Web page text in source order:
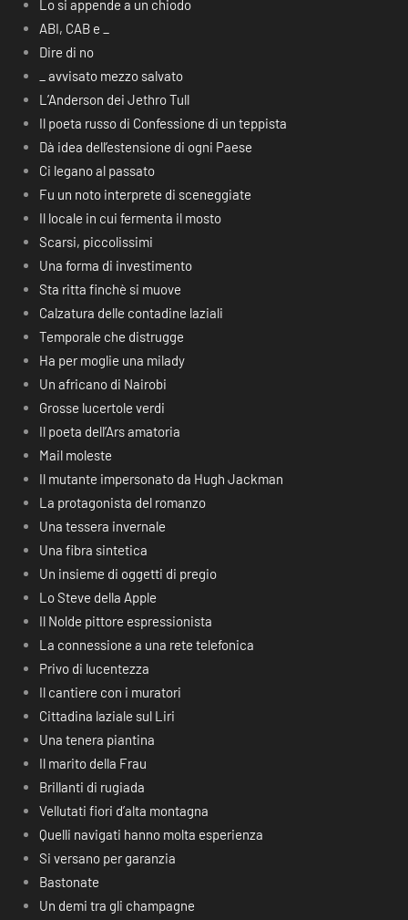
Lo si appende a un chiodo
ABI, CAB e _
Dire di no
_ avvisato mezzo salvato
L’Anderson dei Jethro Tull
Il poeta russo di Confessione di un teppista
Dà idea dell’estensione di ogni Paese
Ci legano al passato
Fu un noto interprete di sceneggiate
Il locale in cui fermenta il mosto
Scarsi, piccolissimi
Una forma di investimento
Sta ritta finchè si muove
Calzatura delle contadine laziali
Temporale che distrugge
Ha per moglie una milady
Un africano di Nairobi
Grosse lucertole verdi
Il poeta dell’Ars amatoria
Mail moleste
Il mutante impersonato da Hugh Jackman
La protagonista del romanzo
Una tessera invernale
Una fibra sintetica
Un insieme di oggetti di pregio
Lo Steve della Apple
Il Nolde pittore espressionista
La connessione a una rete telefonica
Privo di lucentezza
Il cantiere con i muratori
Cittadina laziale sul Liri
Una tenera piantina
Il marito della Frau
Brillanti di rugiada
Vellutati fiori d’alta montagna
Quelli navigati hanno molta esperienza
Si versano per garanzia
Bastonate
Un demi tra gli champagne